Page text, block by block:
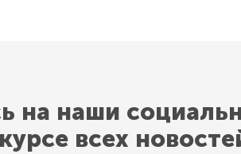
на наши
всех